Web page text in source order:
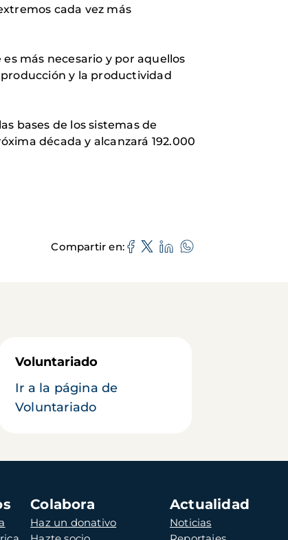
cada vez más
más necesario y por aquellos
y la productividad
bases de los sistemas de
década y alcanzará 192.000
Compartir en
Voluntariado
Ir a la página de
Voluntariado
Colabora
Haz un donativo
Actualidad
Noticias